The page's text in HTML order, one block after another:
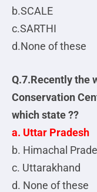
b.SCALE
c.SARTHI
d.None of these
Q.7.Recently the
Conservation
which state ??
a. Uttar Pradesh
b. Himachal
c. Uttarakhand
d. None of these